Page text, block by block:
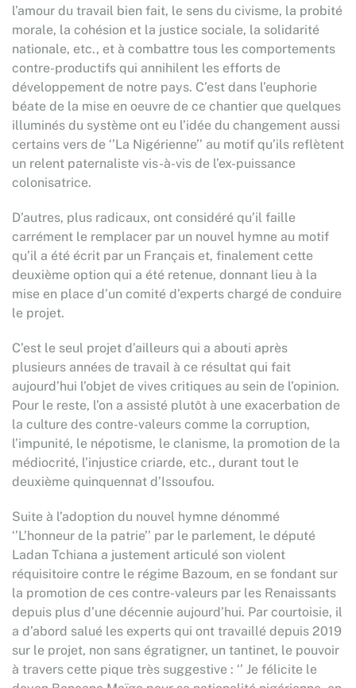
l’amour du travail bien fait, le sens du civisme, la probité
morale, la cohésion et la justice sociale, la solidarité
nationale, etc., et à combattre tous les comportements
contre-productifs qui annihilent les efforts de
développement de notre pays. C’est dans l’euphorie
béate de la mise en oeuvre de ce chantier que quelques
illuminés du système ont eu l’idée du changement aussi
certains vers de ‘’La Nigérienne’’ au motif qu’ils reflètent
un relent paternaliste vis-à-vis de l’ex-puissance
colonisatrice.
D’autres, plus radicaux, ont considéré qu’il faille
carrément le remplacer par un nouvel hymne au motif
qu’il a été écrit par un Français et, finalement cette
deuxième option qui a été retenue, donnant lieu à la
mise en place d’un comité d’experts chargé de conduire
le projet.
C’est le seul projet d’ailleurs qui a abouti après
plusieurs années de travail à ce résultat qui fait
aujourd’hui l’objet de vives critiques au sein de l’opinion.
Pour le reste, l’on a assisté plutôt à une exacerbation de
la culture des contre-valeurs comme la corruption,
l’impunité, le népotisme, le clanisme, la promotion de la
médiocrité, l’injustice criarde, etc., durant tout le
deuxième quinquennat d’Issoufou.
Suite à l’adoption du nouvel hymne dénommé
‘’L’honneur de la patrie’’ par le parlement, le député
Ladan Tchiana a justement articulé son violent
réquisitoire contre le régime Bazoum, en se fondant sur
la promotion de ces contre-valeurs par les Renaissants
depuis plus d’une décennie aujourd’hui. Par courtoisie, il
a d’abord salué les experts qui ont travaillé depuis 2019
sur le projet, non sans égratigner, un tantinet, le pouvoir
à travers cette pique très suggestive : ‘’ Je félicite le